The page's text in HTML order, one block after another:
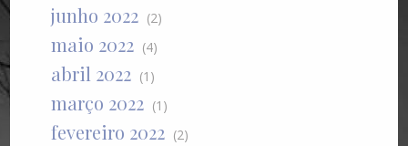
junho 2022 (2)
maio 2022 (4)
abril 2022 (1)
março 2022 (1)
fevereiro 2022 (2)